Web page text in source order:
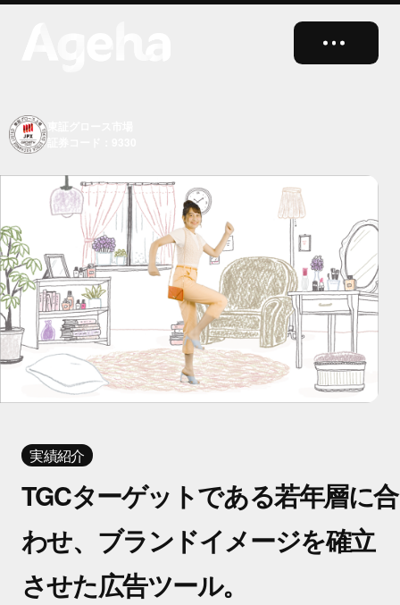
close
東証グロース市場
証券コード：9330
実績紹介
TGCターゲットである若年層に合
わせ、ブランドイメージを確立
させた広告ツール。